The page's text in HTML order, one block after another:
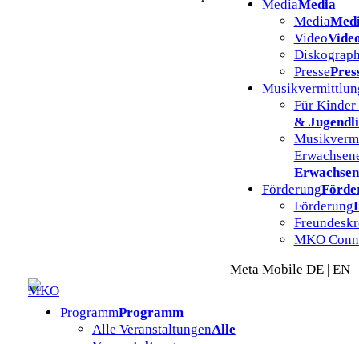
MediaMedia
Media
Video
Presse
Für
&
Förderung
Förderung
MKO
Meta Mobile DE | EN
ProgrammProgramm
Alle VeranstaltungenAlle